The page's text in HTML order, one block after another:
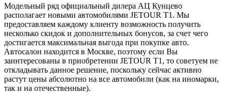
Модельный ряд официальный дилера АЦ Кунцево
располагает новыми автомобилями JETOUR T1. Мы
предоставляем каждому клиенту возможность получить
несколько скидок и дополнительных бонусов, за счет чего
достигается максимальная выгода при покупке авто.
Автосалон находится в Москве, поэтому если Вы
заинтересованы в приобретении JETOUR T1, то советуем не
откладывать данное решение, поскольку сейчас активно
растут цены абсолютно на все автомобили (как на иномарки,
так и на отечественные).